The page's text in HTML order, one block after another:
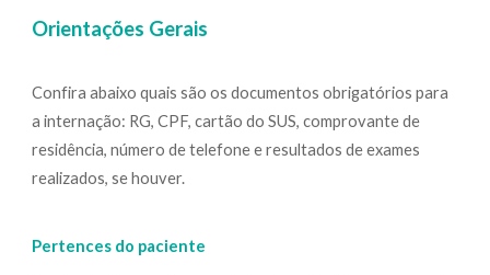
Orientações Gerais
Confira abaixo quais são os documentos obrigatórios para
a internação: RG, CPF, cartão do SUS, comprovante de
residência, número de telefone e resultados de exames
realizados, se houver.
Pertences do paciente